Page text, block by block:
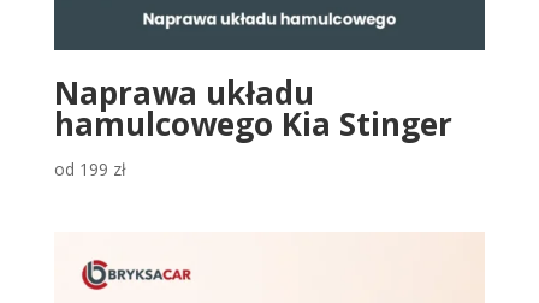
Naprawa układu
hamulcowego Kia Stinger
od 199 zł